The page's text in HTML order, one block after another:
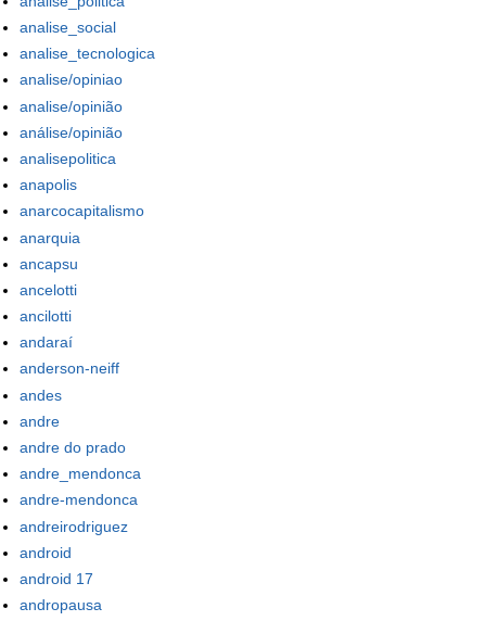
analise_social
analise_tecnologica
analise/opiniao
analise/opinião
análise/opinião
analisepolitica
anapolis
anarcocapitalismo
anarquia
ancapsu
ancelotti
ancilotti
andaraí
anderson-neiff
andes
andre
andre do prado
andre_mendonca
andre-mendonca
andreirodriguez
android
android 17
andropausa